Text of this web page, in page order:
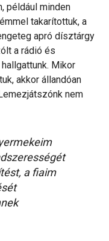
például minden
takarítottuk, a
apró dísztárgy
a rádió és
Mikor
akkor állandóan
nem
a fiaim